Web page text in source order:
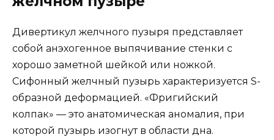
Дивертикул желчного пузыря представляет
собой анэхогенное выпячивание стенки с
хорошо заметной шейкой или ножкой.
Сифонный желчный пузырь характеризуется S-
образной деформацией. «Фригийский
колпак» — это анатомическая аномалия, при
которой пузырь изогнут в области дна.